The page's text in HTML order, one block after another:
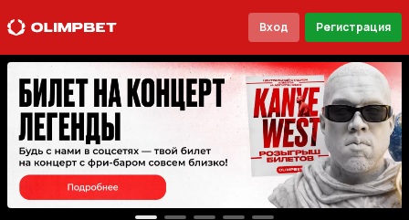
Вход Регистрация